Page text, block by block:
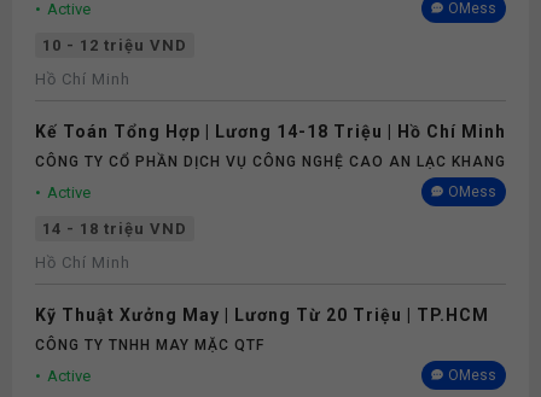
Active OMess
10 - 12 triệu VND
Hồ Chí Minh
Kế Toán Tổng Hợp | Lương 14-18 Triệu | Hồ Chí Minh
CÔNG TY CỔ PHẦN DỊCH VỤ CÔNG NGHỆ CAO AN LẠC KHANG
Active OMess
14 - 18 triệu VND
Hồ Chí Minh
Kỹ Thuật Xưởng May | Lương Từ 20 Triệu | TP.HCM
CÔNG TY TNHH MAY MẶC QTF
Active OMess